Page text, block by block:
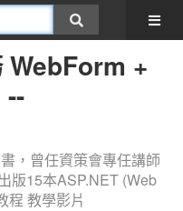
WebForm +
--
，曾任資策會專任講師
版15本ASP.NET (Web
程 教學影片